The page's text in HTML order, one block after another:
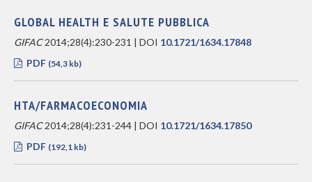
GLOBAL HEALTH E SALUTE PUBBLICA
GIFAC2014;28(4):230-231 | DOI 10.1721/1634.17848
PDF (54,3 kb)
HTA/FARMACOECONOMIA
GIFAC2014;28(4):231-244 | DOI 10.1721/1634.17850
PDF (192,1 kb)